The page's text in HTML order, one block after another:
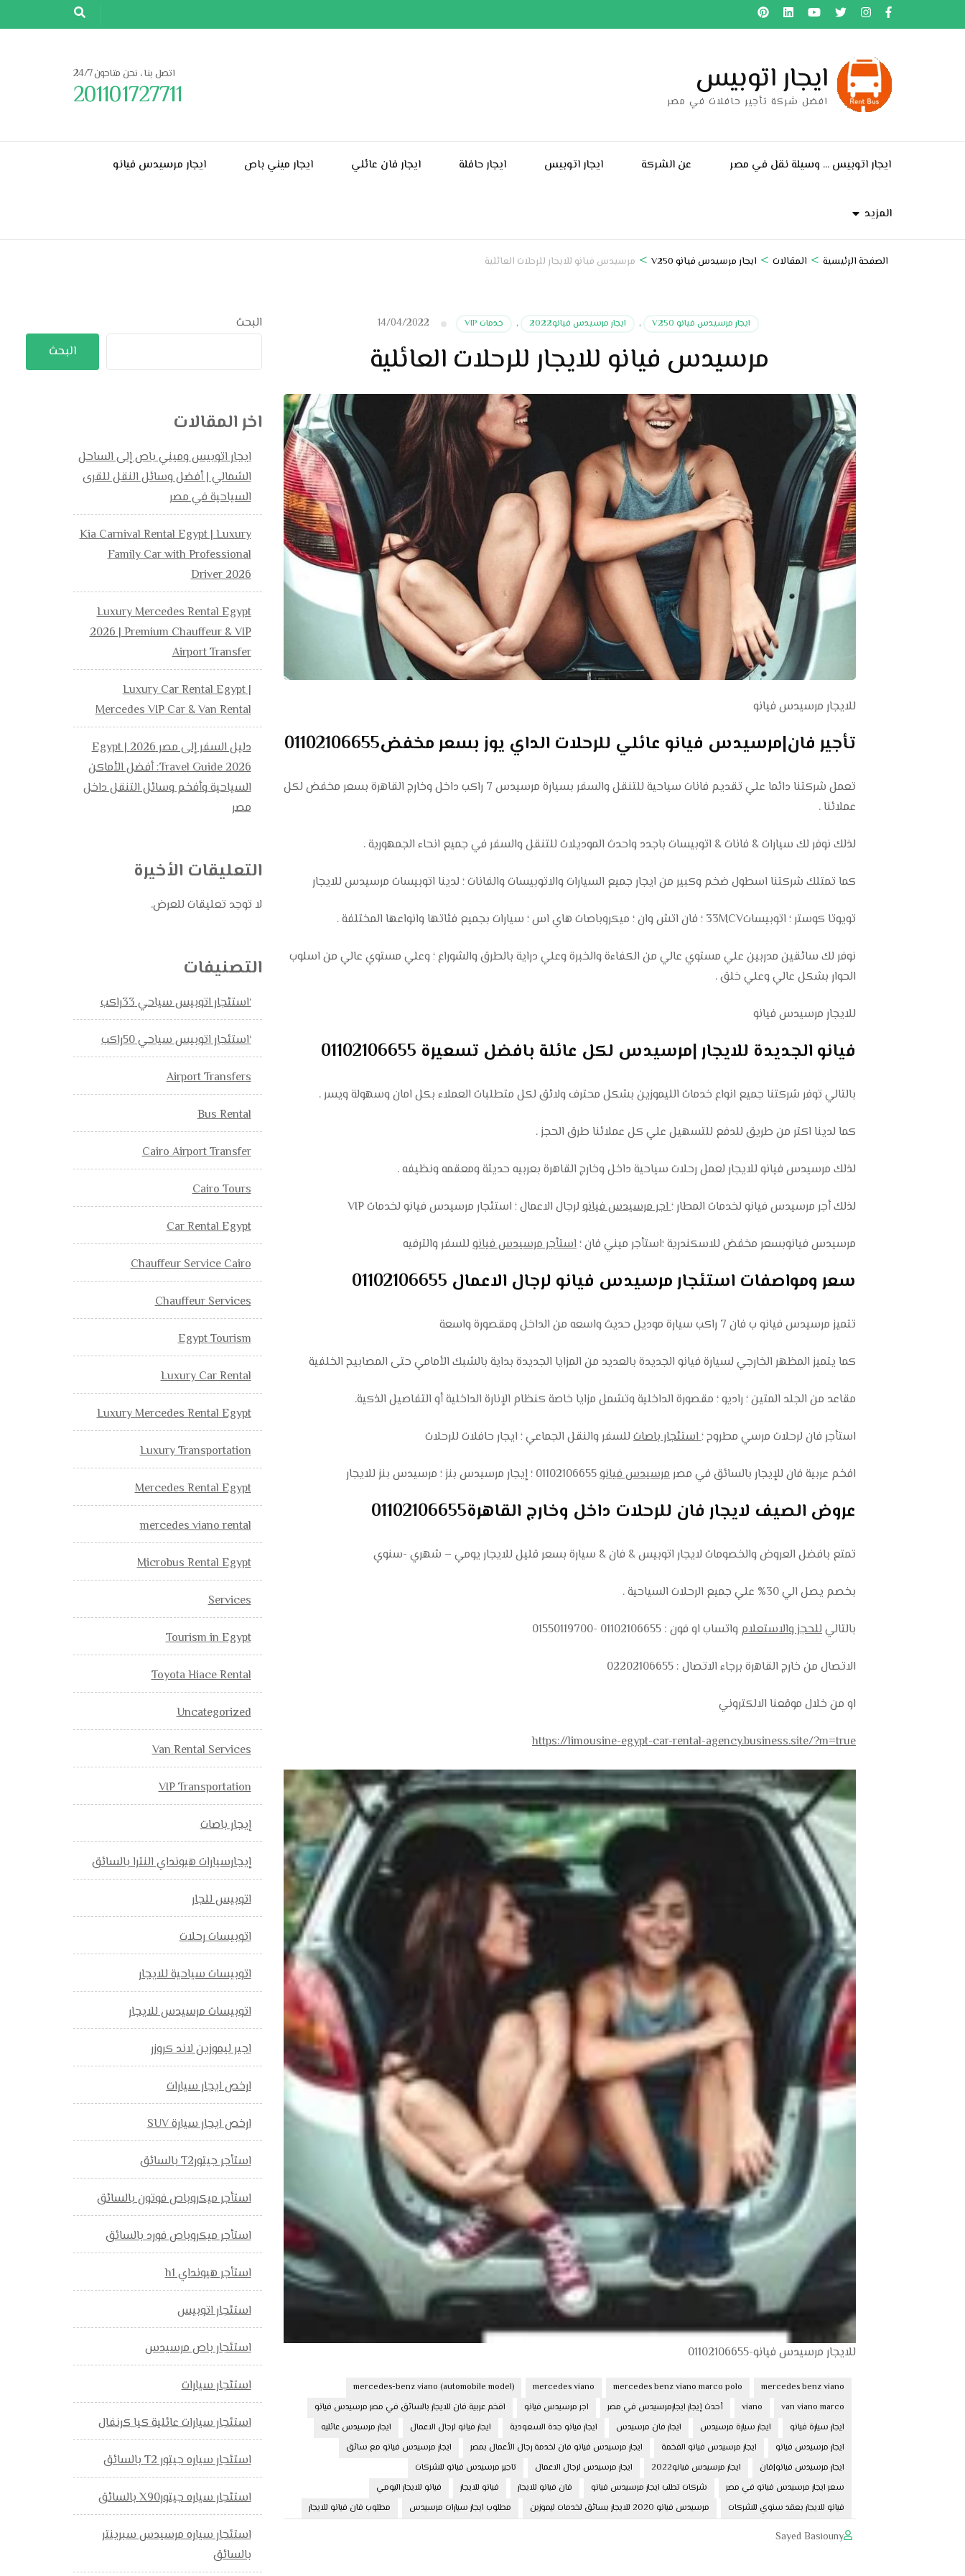
إلى
ايجار اتوبيس
افضل شركة تأجير حافلات في مصر
اتصل بنا ، نحن متاحون 24/7
201101727711
ايجار اتوبيس … وسيلة نقل في مصر عن الشركة ايجار اتوبيس ايجار حافلة ايجار فان عائلي ايجار ميني باص ايجار مرسيدس فيانو
المزيد
الصفحة الرئيسية > المقالات > ايجار مرسيدس فيانو V250 > مرسيدس فيانو للايجار للرحلات العائلية
ايجار مرسيدس فيانو V250 , ايجار مرسيدس فيانو2022 , خدمات VIP 14/04/2022
مرسيدس فيانو للايجار للرحلات العائلية
للايجار مرسيدس فيانو
تأجير فان|مرسيدس فيانو عائلي للرحلات الداي يوز بسعر مخفض01102106655
تعمل شركتنا دائما علي تقديم فانات سياحية للتنقل والسفر بسيارة مرسيدس 7 راكب داخل وخارج القاهرة بسعر مخفض لكل
عملائنا .
لذلك نوفر لك سيارات & فانات & اتوبيسات باجدد واحدث الموديلات للتنقل والسفر في جميع انحاء الجمهورية .
كما تمتلك شركتنا اسطول ضخم وكبير من ايجار جميع السيارات والاتوبيسات والفانات ؛ لدينا اتوبيسات مرسيدس للايجار
تويوتا كوستر ؛ اتوبيسات33MCV ؛ فان اتش وان ؛ ميكروباصات هاي اس ؛ سيارات بجميع فئاتها وانواعها المختلفة .
نوفر لك سائقين مدربين علي مستوي عالي من الكفاءة والخبرة وعلي دراية بالطرق والشوراع ؛ وعلي مستوي عالي من اسلوب
الحوار بشكل عالي وعلي خلق .
للايجار مرسيدس فيانو
فيانو الجديدة للايجار |مرسيدس لكل عائلة بافضل تسعيرة 01102106655
بالتالي توفر شركتنا جميع انواع خدمات الليموزين بشكل محترف ولائق لكل متطلبات العملاء بكل امان وسهولة ويسر .
كما لدينا اكتر من طريق للدفع للتسهيل علي كل عملائنا طرق الحجز .
لذلك مرسيدس فيانو للايجار لعمل رحلات سياحية داخل وخارج القاهرة بعربيه حديثة ومعقمه ونظيفه .
لذلك أجر مرسيدس فيانو لخدمات المطار ؛اجر مرسيدس فيانو لرجال الاعمال ؛ استئجار مرسيدس فيانو لخدمات VIP
مرسيدس فيانوبسعر مخفض للاسكندرية ؛استأجر ميني فان ؛استأجر مرسيدس فيانو للسفر والترفيه
سعر ومواصفات استئجار مرسيدس فيانو لرجال الاعمال 01102106655
تتميز مرسيدس فيانو ب فان 7 راكب سيارة موديل حديث واسعه من الداخل ومقصورة واسعة
كما يتميز المظهر الخارجي لسيارة فيانو الجديدة بالعديد من المزايا الجديدة بداية بالشبك الأمامي حتى المصابيح الخلفية
مقاعد من الجلد المتين ؛ راديو ؛ مقصورة الداخلية وتشمل مزايا خاصة كنظام الإنارة الداخلية أو التفاصيل الذكية.
استأجر فان لرحلات مرسي مطروح ؛استئجار باصات للسفر والنقل الجماعي ؛ ايجار حافلات للرحلات
افخم عربية فان للإيجار بالسائق في مصرمرسيدس فيانو
عروض الصيف لايجار فان للرحلات داخل وخارج القاهرة01102106655
تمتع بافضل العروض والخصومات لايجار اتوبيس & فان & سيارة بسعر قليل للايجار يومي – شهري -سنوي
بخصم يصل الي 30% علي جميع الرحلات السياحية .
بالتاليللحجز والاستعلام واتساب او فون : 01102106655 -01550119700
الاتصال من خارج القاهرة برجاء الاتصال : 02202106655
او من خلال موقعنا الالكتروني
https://limousine-egypt-car-rental-agency.business.site/?m=true
للايجار مرسيدس فيانو-01102106655
mercedes benz viano
mercedes benz viano marco polo
mercedes viano
mercedes-benz viano (automobile model)
van viano marco
viano أحدث إيجار ايجارمرسيدس في مصر اجر مرسيدس فيانو
افخم عربية فان للايجار بالسائق في مصر مرسيدس فيانو
ايجار سيارة فيانو
ايجار سيارة مرسيدس ايجار فان مرسيدس ايجار فيانو جدة السعودية ايجار فيانو لرجال الاعمال
ايجار مرسيدس عائليه
ايجار مرسيدس فيانو
ايجار مرسيدس فيانو الفخمة ايجار مرسيدس فيانو فان لخدمة رجال الأعمال بمصر
ايجار مرسيدس فيانو مع سائق
ايجار مرسيدس فيانو|فان
ايجار مرسيدس فيانو2022 ايجار مرسيدس لرجال الاعمال
تاجير مرسيدس فيانو للشركات
سعر ايجار مرسيدس فيانو في مصر
شركات تطلب ايجار مرسيدس فيانو فان فيانو للايجار فيانو للايجار
فيانو للايجار اليومي
فيانو للايجار بعقد سنوي للشركات
مرسيدس فيانو 2020 للايجار بسائق لخدمات ليموزين مطلوب ايجار سيارات مرسيدس مطلوب فان فيانو للايجار
Sayed Basiouny
البحث
البحث
اخر المقالات
ايجار اتوبيس وميني باص إلى الساحل
الشمالي | أفضل وسائل النقل للقرى
السياحية في مصر
Kia Carnival Rental Egypt | Luxury
Family Car with Professional
Driver 2026
Luxury Mercedes Rental Egypt
2026 | Premium Chauffeur & VIP
Airport Transfer
Luxury Car Rental Egypt |
Mercedes VIP Car & Van Rental
دليل السفر إلى مصر 2026 | Egypt
Travel Guide 2026: أفضل الأماكن
السياحية وأفخم وسائل التنقل داخل
مصر
التعليقات الأخيرة
لا توجد تعليقات للعرض.
التصنيفات
‘استئجار اتوبيس سياحي 33راكب
‘استئجار اتوبيس سياحي 50راكب
Airport Transfers
Bus Rental
Cairo Airport Transfer
Cairo Tours
Car Rental Egypt
Chauffeur Service Cairo
Chauffeur Services
Egypt Tourism
Luxury Car Rental
Luxury Mercedes Rental Egypt
Luxury Transportation
Mercedes Rental Egypt
mercedes viano rental
Microbus Rental Egypt
Services
Tourism in Egypt
Toyota Hiace Rental
Uncategorized
Van Rental Services
VIP Transportation
إيجار باصات
إيجارسيارات هيونداي النترا بالسائق
اتوبيس للجار
اتوبيسات رحلات
اتوبيسات سياحية للايجار
اتوبيسات مرسيدس للايجار
اجير ليموزين لاند كروزر
ارخص ايجار سيارات
ارخص ايجار سيارة SUV
استأجر جيتورT2 بالسائق
استأجر ميكروباص فوتون بالسائق
استأجر ميكروباص فورد بالسائق
استأجر هيونداي h1
استئجار اتوبيس
استئجار باص مرسيدس
استئجار سيارات
استئجار سيارات عائلية كيا كرنفال
استئجار سياره جيتور T2 بالسائق
استئجار سياره جيتورX90 بالسائق
استئجار سياره مرسيدس سبرينتر
بالسائق